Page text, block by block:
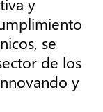
se
de los
y